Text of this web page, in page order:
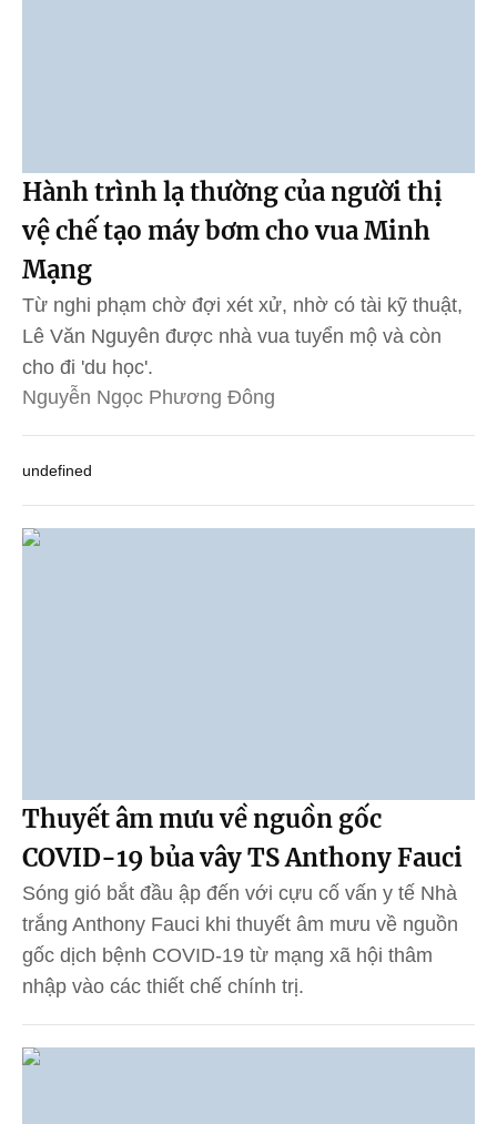
Hành trình lạ thường của người thị
vệ chế tạo máy bơm cho vua Minh
Mạng
Từ nghi phạm chờ đợi xét xử, nhờ có tài kỹ thuật,
Lê Văn Nguyên được nhà vua tuyển mộ và còn
cho đi 'du học'.
Nguyễn Ngọc Phương Đông
undefined
Thuyết âm mưu về nguồn gốc
COVID-19 bủa vây TS Anthony Fauci
Sóng gió bắt đầu ập đến với cựu cố vấn y tế Nhà
trắng Anthony Fauci khi thuyết âm mưu về nguồn
gốc dịch bệnh COVID-19 từ mạng xã hội thâm
nhập vào các thiết chế chính trị.